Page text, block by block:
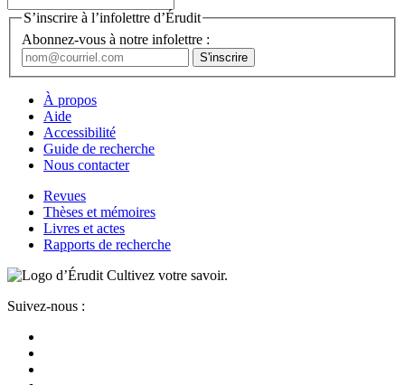
S’inscrire à l’infolettre d’Érudit
Abonnez-vous à notre infolettre :
À propos
Aide
Accessibilité
Guide de recherche
Nous contacter
Revues
Thèses et mémoires
Livres et actes
Rapports de recherche
Cultivez votre savoir.
Suivez-nous :